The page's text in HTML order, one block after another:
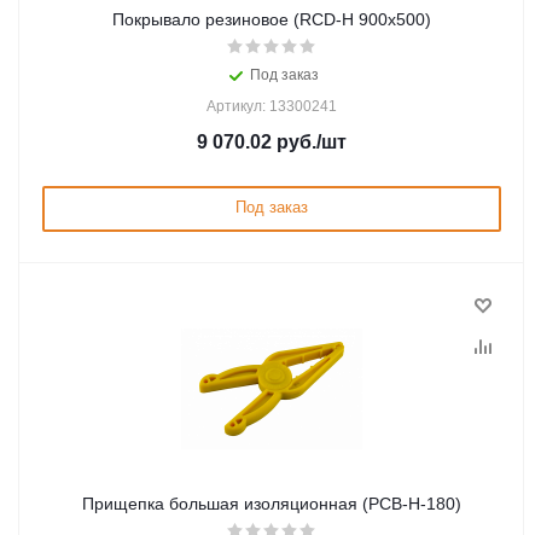
Покрывало резиновое (RCD-Н 900х500)
Под заказ
Артикул: 13300241
9 070.02 руб./шт
Под заказ
Прищепка большая изоляционная (PCB-Н-180)